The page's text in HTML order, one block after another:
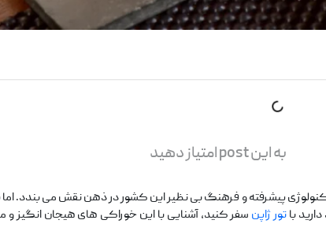
به این post امتیاز دهید
پیشرفته و فرهنگ بی‌ نظیر این کشور در ذهن نقش می ‌بندد.
باتور ژاپن سفر کنید، آشنایی با این خوراکی ‌های هیجان ‌انگیز و